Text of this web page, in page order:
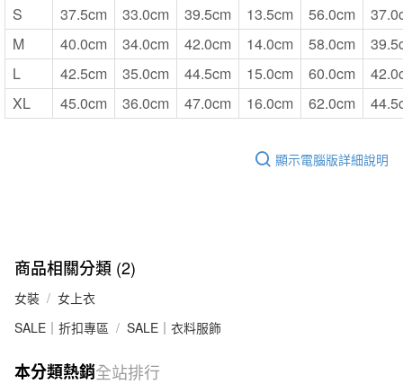
S
37.5cm 33.0cm 39.5cm 13.5cm 56.0cm
M
40.0cm 34.0cm 42.0cm 14.0cm 58.0cm
L
42.5cm 35.0cm 44.5cm 15.0cm 60.0cm
XL
45.0cm 36.0cm 47.0cm 16.0cm 62.0cm
顯示電腦版詳細說明
商品相關分類 (2)
女裝
女上衣
SALE｜折扣專區
SALE｜衣料服飾
本分類熱銷全站排行